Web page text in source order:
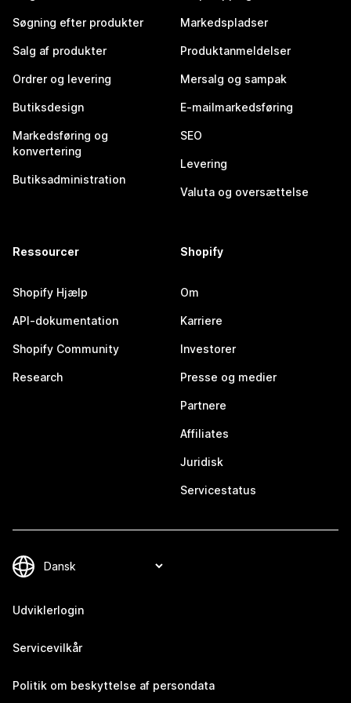
Søgning efter produkter
Salg af produkter
Ordrer og levering
Butiksdesign
Markedsføring og
konvertering
Butiksadministration
Markedspladser
Produktanmeldelser
Mersalg og sampak
E-mailmarkedsføring
SEO
Levering
Valuta og oversættelse
Ressourcer
Shopify Hjælp
API-dokumentation
Shopify Community
Research
Shopify
Om
Karriere
Investorer
Presse og medier
Partnere
Affiliates
Juridisk
Servicestatus
Udviklerlogin
Servicevilkår
Politik om beskyttelse af persondata